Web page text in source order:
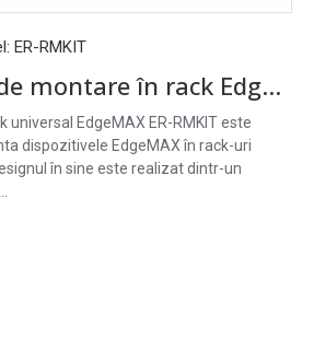
ER-RMKIT
Kit universal de montare în rack EdgeMAX Ubiquiti - ER-RMKIT
universal EdgeMAX ER-RMKIT este
dispozitivele EdgeMAX în rack-uri
în sine este realizat dintr-un